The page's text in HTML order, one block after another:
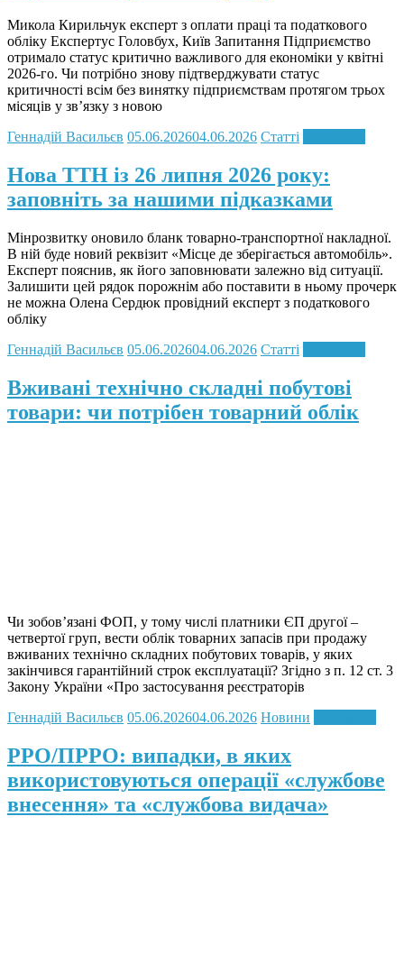
Микола Кирильчук експерт з оплати праці та податкового
обліку Експертус Головбух, Київ Запитання Підприємство
отримало статус критично важливого для економіки у квітні
2026-го. Чи потрібно знову підтверджувати статус
критичності всім без винятку підприємствам протягом трьох
місяців у зв’язку з новою
Геннадій Васильєв 05.06.202604.06.2026 Статті
Нова ТТН із 26 липня 2026 року:
заповніть за нашими підказками
Мінрозвитку оновило бланк товарно-транспортної накладної.
В ній буде новий реквізит «Місце де зберігається автомобіль».
Експерт пояснив, як його заповнювати залежно від ситуації.
Залишити цей рядок порожнім або поставити в ньому прочерк
не можна Олена Сердюк провідний експерт з податкового
обліку
Геннадій Васильєв 05.06.202604.06.2026 Статті
Вживані технічно складні побутові
товари: чи потрібен товарний облік
Чи зобов’язані ФОП, у тому числі платники ЄП другої –
четвертої груп, вести облік товарних запасів при продажу
вживаних технічно складних побутових товарів, у яких
закінчився гарантійний строк експлуатації? Згідно з п. 12 ст. 3
Закону України «Про застосування реєстраторів
Геннадій Васильєв 05.06.202604.06.2026 Новини
РРО/ПРРО: випадки, в яких
використовуються операції «службове
внесення» та «службова видача»